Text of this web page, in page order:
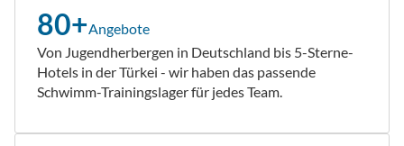
80+Angebote
Von Jugendherbergen in Deutschland bis 5-Sterne-
Hotels in der Türkei - wir haben das passende
Schwimm-Trainingslager für jedes Team.